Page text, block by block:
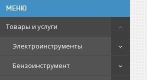
Товары и услуги
Электроинструменты
Бензоинструмент